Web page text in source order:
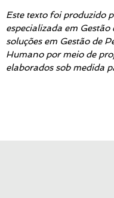
Este texto foi produzido
especializada em
soluções em Gestão de
Humano por meio de
elaborados sob medida